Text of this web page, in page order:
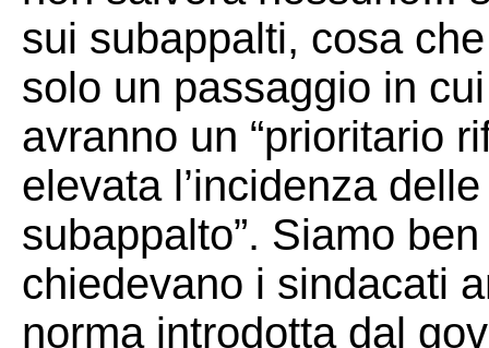
sui subappalti, cosa
solo un passaggio in
avranno un “prioritario
elevata l’incidenza
subappalto”. Siamo
chiedevano i sindacati
norma introdotta dal